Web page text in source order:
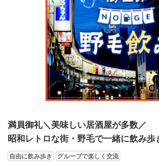
満員御礼＼美味しい居酒屋が多数／
昭和レトロな街・野毛で一緒に飲み
自由に飲み歩き グループで楽しく交流